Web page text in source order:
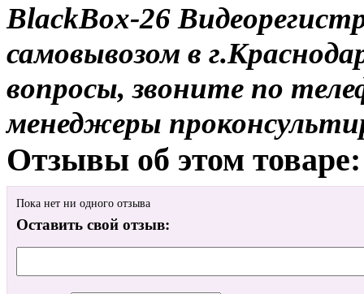
BlackBox-26
самовывозом в
вопросы, звоните по
менеджеры
Отзывы об этом товаре:
Пока нет ни одного отзыва
Оставить свой отзыв: